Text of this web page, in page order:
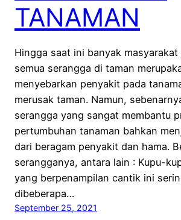
TANAMAN
Hingga saat ini banyak
semua serangga di taman
menyebarkan penyakit pada
merusak taman. Namun,
serangga yang sangat membantu
pertumbuhan tanaman bahkan
dari beragam penyakit dan hama.
serangganya, antara lain : Kupu-
yang berpenampilan cantik ini
dibeberapa…
September 25, 2021